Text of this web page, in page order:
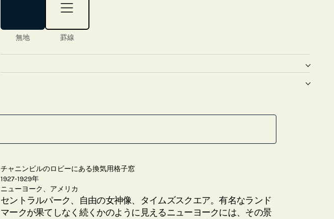
無地 罫線
チャニンビルのロビーにある換気用格子窓
1927-1929年
ニューヨーク、アメリカ
セントラルパーク、自由の女神像、タイムズスクエア。有名なランド
マークが果てしなく続くかのように見えるニューヨークには、その景